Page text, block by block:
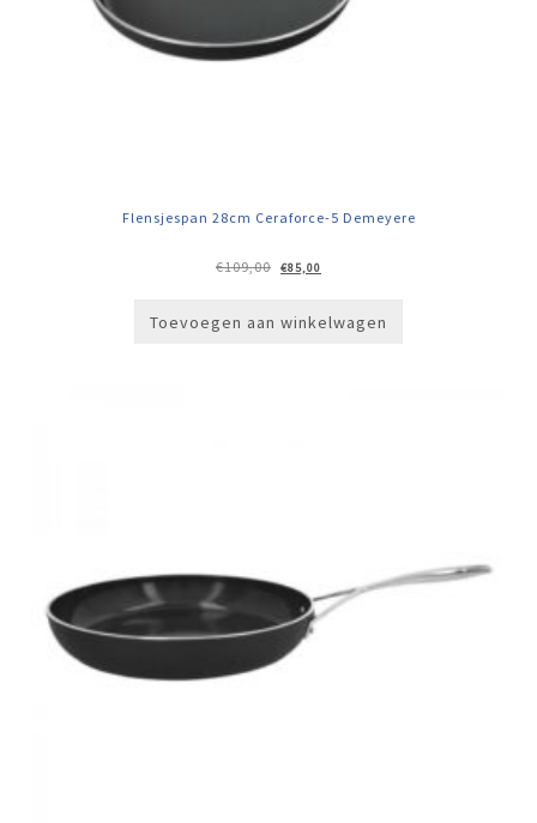
Flensjespan 28cm Ceraforce-5 Demeyere
€109,00
Oorspronkelijke
prijs
€85,00
prijs
Toevoegen aan winkelwagen